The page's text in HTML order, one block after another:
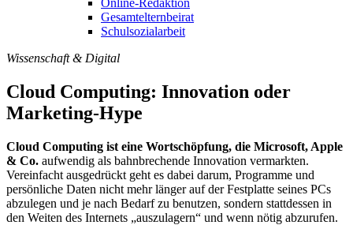
Gesamtelternbeirat
Schulsozialarbeit
Wissenschaft & Digital
Cloud Computing: Innovation oder
Marketing-Hype
Cloud Computing ist eine Wortschöpfung, die Microsoft, Apple
& Co. aufwendig als bahnbrechende Innovation vermarkten.
Vereinfacht ausgedrückt geht es dabei darum, Programme und
persönliche Daten nicht mehr länger auf der Festplatte seines PCs
abzulegen und je nach Bedarf zu benutzen, sondern stattdessen in
den Weiten des Internets „auszulagern“ und wenn nötig abzurufen.